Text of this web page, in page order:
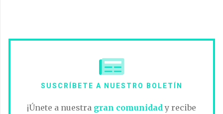
SUSCRÍBETE A NUESTRO BOLETÍN
¡Únete a nuestra gran comunidad y recibe